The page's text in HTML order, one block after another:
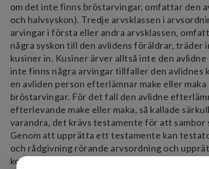
om det inte finns bröstarvingar, omfattar den
och halvsyskon). Tredje arvsklassen i
arvingar i första eller andra arvsklassen,
några syskon till den avlidens föräldrar, träder
kusiner in. Kusiner ärver alltså inte den
inte finns några arvingar tillfaller den avlidnes
en avliden person efterlämnar make eller
bröstarvingar. För det fall den avlidne
efterlevande make eller maka, så kallade
varandra, det krävs testamente för att sambor
Genom att upprätta ett testamente kan
och rådgivning rörande arvsordning och
kontakta oss på Bergström Melin Advokatbyrå.